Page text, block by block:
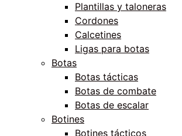
Plantillas y taloneras
Cordones
Calcetines
Ligas para botas
Botas
Botas tácticas
Botas de combate
Botas de escalar
Botines
Botines tácticos